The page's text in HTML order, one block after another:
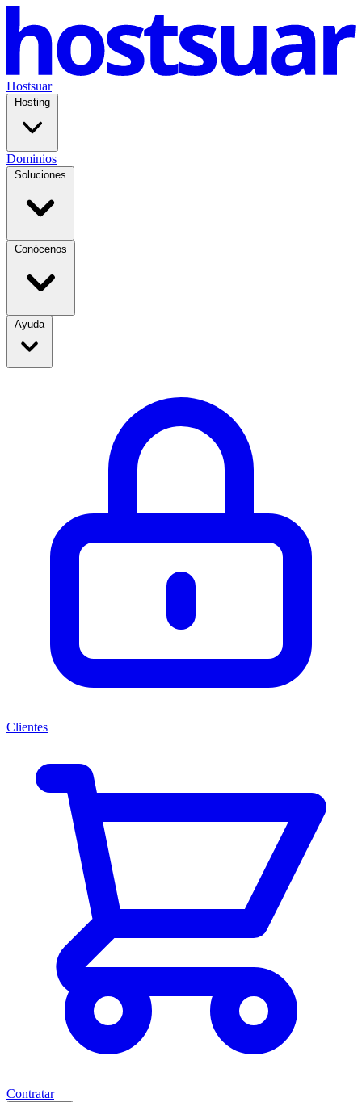
Hostsuar
Hosting
Dominios
Soluciones
Conócenos
Ayuda
Clientes
Contratar